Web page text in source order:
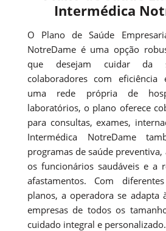
Intermédica
O Plano de Saúde
NotreDame é uma opção
que desejam cuidar da
colaboradores com eficiência
uma rede própria de
laboratórios, o plano oferece
para consultas, exames,
Intermédica NotreDame
programas de saúde
os funcionários saudáveis e a
afastamentos. Com
planos, a operadora se adapta
empresas de todos os
cuidado integral e personalizado.